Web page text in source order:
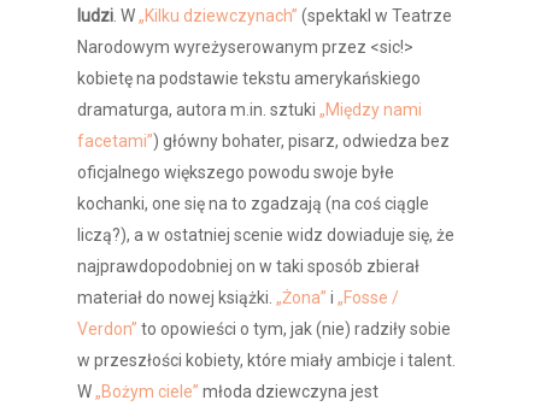
ludzi . W„Kilku dziewczynach” (spektakl w Teatrze
Narodowym wyreżyserowanym przez <sic!>
kobietę na podstawie tekstu amerykańskiego
dramaturga, autora m.in. sztuki„Między nami
facetami”) główny bohater, pisarz, odwiedza bez
oficjalnego większego powodu swoje byłe
kochanki, one się na to zgadzają (na coś ciągle
liczą?), a w ostatniej scenie widz dowiaduje się, że
najprawdopodobniej on w taki sposób zbierał
materiał do nowej książki.„Żona” i„Fosse /
Verdon” to opowieści o tym, jak (nie) radziły sobie
w przeszłości kobiety, które miały ambicje i talent.
W„Bożym ciele” młoda dziewczyna jest